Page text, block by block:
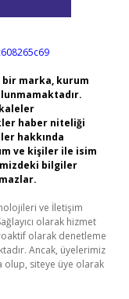
marka, kurum
haber niteliği
hakkında
ve kişiler ile isim
bilgiler
ve İletişim
olarak hizmet
olarak denetleme
Ancak, üyelerimiz
olup, siteye üye olarak